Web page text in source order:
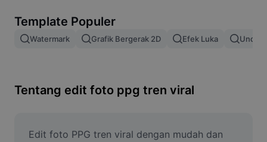
Gabung gambar
Ubah Ukuran Gambar
Pembuat Meme
Template Populer
Watermark Grafik Bergerak 2D Efek Luka Unduh
Tentang edit foto ppg tren viral
Edit foto PPG tren viral dengan mudah dan